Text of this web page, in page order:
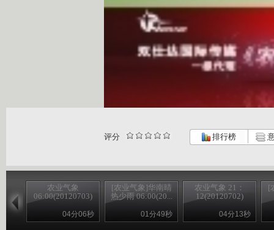
评分 排行榜
农业气象
06:00(20120703)
04分06秒
[农业气象]华南晴
热少雨 06:00(20...
01分49秒
农业气象 21：
12(20120702)
04分13秒
[